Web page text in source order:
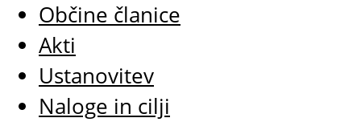
Občine članice
Akti
Ustanovitev
Naloge in cilji